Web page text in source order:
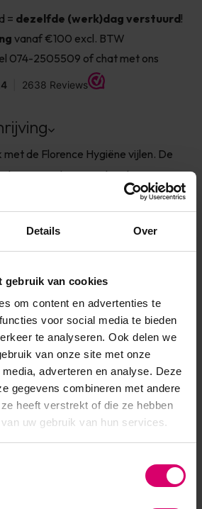
Details Over
gebruik van cookies
om content en advertenties te
voor social media te bieden
te analyseren. Ook delen we
van onze site met onze
adverteren en analyse. Deze
gegevens combineren met andere
heeft verstrekt of die ze hebben
uw gebruik van hun services.
= dezelfde (werk)dag verstuurd!
vanaf €100 excl. BTW
074-2505509 of chat met ons
de Florence Hygiëne vijlen. De
voor in iedere nagelstudio, ze zijn
en duurzaam maar ook uiterst
geplakt kunnen worden. Zo kun je